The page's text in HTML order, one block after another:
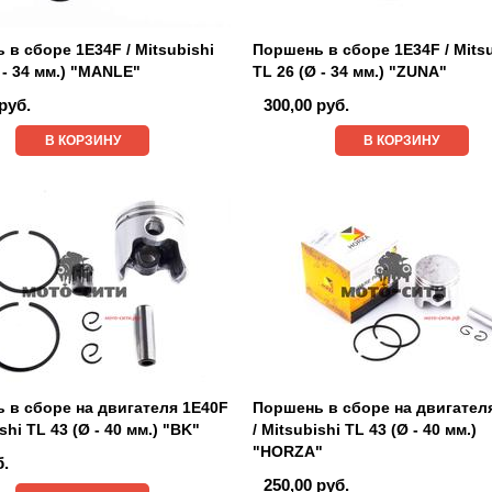
в сборе 1E34F / Mitsubishi
34 мм.) "MANLE"
В КОРЗИНУ
Поршень в сборе 1E34F /
TL 26 (Ø - 34 мм.) "ZUNA"
300,00 руб.
В КОРЗИНУ
сборе на двигателя 1E40F
TL 43 (Ø - 40 мм.) "BK"
Поршень в сборе на
/ Mitsubishi TL 43 (Ø - 40 мм.)
"HORZA"
250,00 руб.